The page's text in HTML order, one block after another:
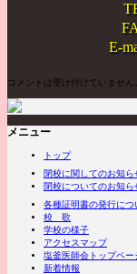
TEL
FAX
E-mail
コメントは受け付けていません
メニュー
トップ
閉校に関してのお知ら
閉校についてのお知ら
各種証明書の発行に
校 歌
学校の様子
アクセスマップ
塩釜医師会トップペー
新着情報